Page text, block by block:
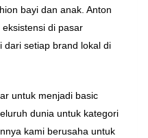
bayi dan anak. Anton
di pasar
dari setiap brand lokal di
untuk menjadi basic
dunia untuk kategori
kami berusaha untuk